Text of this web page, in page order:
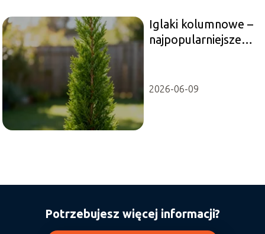
Iglaki kolumnowe –
najpopularniejsze
2026-06-09
Potrzebujesz więcej informacji?